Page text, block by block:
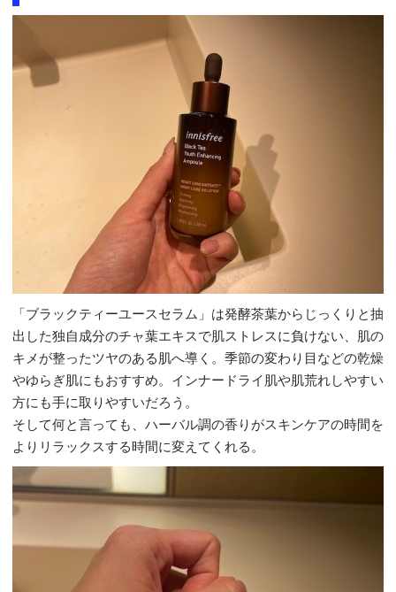
「ブラックティーユースセラム」は発酵茶葉からじっくりと抽
出した独自成分のチャ葉エキスで肌ストレスに負けない、肌の
キメが整ったツヤのある肌へ導く。季節の変わり目などの乾燥
やゆらぎ肌にもおすすめ。インナードライ肌や肌荒れしやすい
方にも手に取りやすいだろう。
そして何と言っても、ハーバル調の香りがスキンケアの時間を
よりリラックスする時間に変えてくれる。